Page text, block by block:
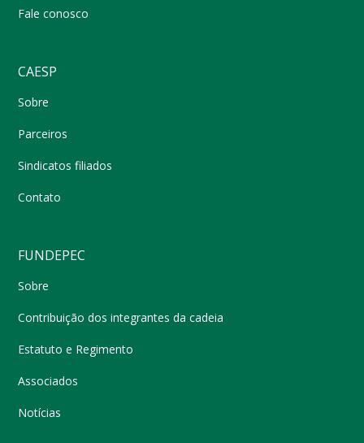
Fale conosco
CAESP
Sobre
Parceiros
Sindicatos filiados
Contato
FUNDEPEC
Sobre
Contribuição dos integrantes da cadeia
Estatuto e Regimento
Associados
Notícias